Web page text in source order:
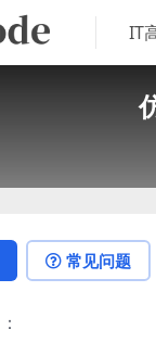
IT
常见问题